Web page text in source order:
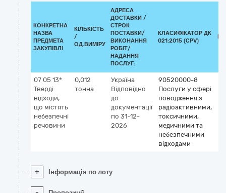
КОНКРЕТНА
НАЗВА
ПРЕДМЕТА
ЗАКУПІВЛІ
КІЛЬКІСТЬ
/
ОД.ВИМІРУ
АДРЕСА
ДОСТАВКИ /
СТРОК
ПОСТАВКИ/
ВИКОНАННЯ
РОБІТ/
НАДАННЯ
ПОСЛУГ:
КЛАСИФІКАТОР ДК
021:2015 (CPV)
07 05 13*
Тверді
відходи,
що містять
небезпечні
речовини
0,012
тонна
Україна
Відповідно
до
документації
по 31-12-
2026
90520000-8
Послуги у сфері
поводження з
радіоактивними,
токсичними,
медичними та
небезпечними
відходами
+ Інформація по лоту